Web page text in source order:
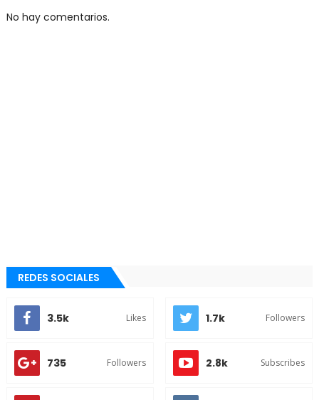
No hay comentarios.
REDES SOCIALES
3.5k Likes 1.7k Followers
735 Followers 2.8k Subscribes